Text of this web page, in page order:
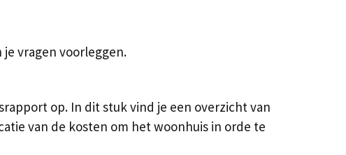
vragen voorleggen.
op. In dit stuk vind je een overzicht van
van de kosten om het woonhuis in orde te